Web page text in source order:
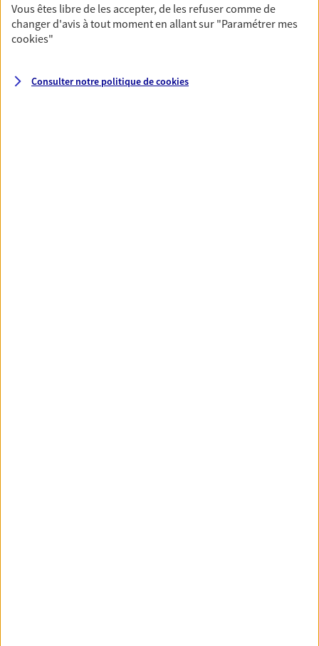
Vous êtes libre de les accepter, de les refuser comme de
changer d'avis à tout moment en allant sur "Paramétrer mes
cookies"
Consulter notre politique decookies